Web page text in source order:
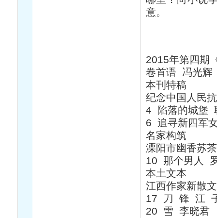
意。
2015年第四期
卷首语 冯光辉
本刊特稿
纪念中国人民
4 陷落的城堡
6 追寻新四军
名家构筑
溧阳市幽香苏
10 那个男人
本土文本
江西作家新散
17 刀 锋 江
20 雪 李晓君